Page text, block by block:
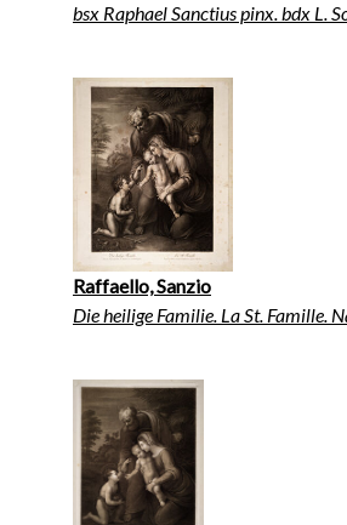
bsx Raphael Sanctius pinx. bdx L.
Raffaello, Sanzio
Die heilige Familie. La St. Famille.